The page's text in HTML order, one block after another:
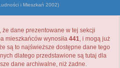
i Mieszkań 2002)
że dane prezentowane w tej sekcji
mieszkańców wynosiła 441, i mogą już
są to najświeższe dostępne dane tego
dlatego przedstawione są tutaj dla
dane archiwalne, niż żadne.